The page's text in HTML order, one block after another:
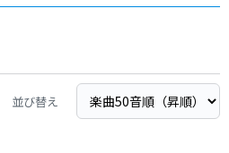
並び替え